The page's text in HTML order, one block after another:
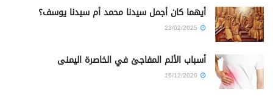
أيهما كان أجمل سيدنا محمد أم سيدنا يوسف؟
أسباب الألم المفاجئ في الخاصرة اليمنى